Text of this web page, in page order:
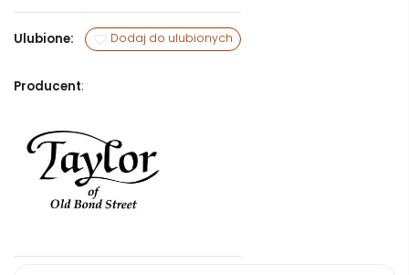
Ulubione: Dodaj do ulubionych
Producent: